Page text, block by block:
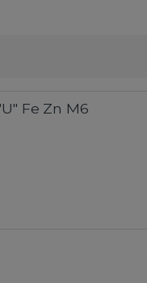
Fe Zn M6